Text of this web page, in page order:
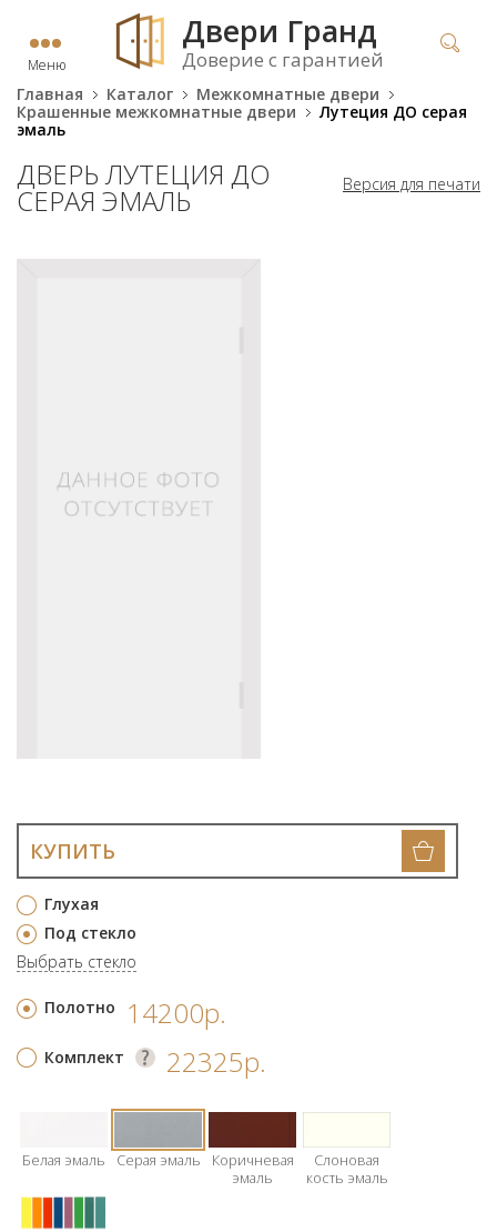
Меню
Двери Гранд
Доверие с гарантией
Главная Каталог
Межкомнатные двери
Крашенные межкомнатные двери
Лутеция ДО серая
эмаль
Версия для печати
ДВЕРЬ ЛУТЕЦИЯ ДО
СЕРАЯ ЭМАЛЬ
Глухая
Под стекло
Выбрать стекло
КУПИТЬ
Полотно 14200р.
Комплект 22325р.
Белая эмаль Серая эмаль
Коричневая
эмаль
Слоновая
кость эмаль